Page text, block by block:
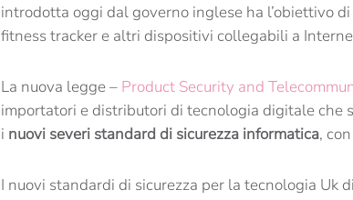
introdotta oggi dal governo inglese ha l’obiettivo
fitness tracker e altri dispositivi collegabili a
La nuova legge – Product Security and
importatori e distributori di tecnologia digitale che
i nuovi severi standard di sicurezza informatica, con
I nuovi standardi di sicurezza per la tecnologia